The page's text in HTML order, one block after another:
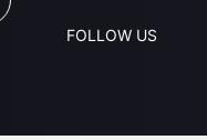
FOLLOW US